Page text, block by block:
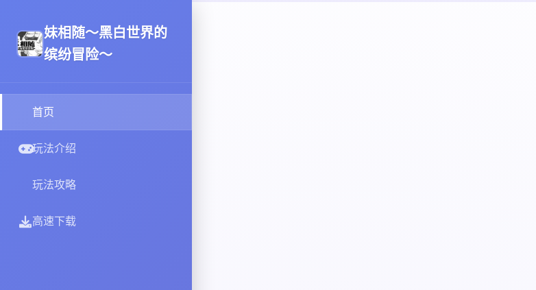
妹相随～黑白世界的
缤纷冒险～
首页
玩法介绍
玩法攻略
高速下载